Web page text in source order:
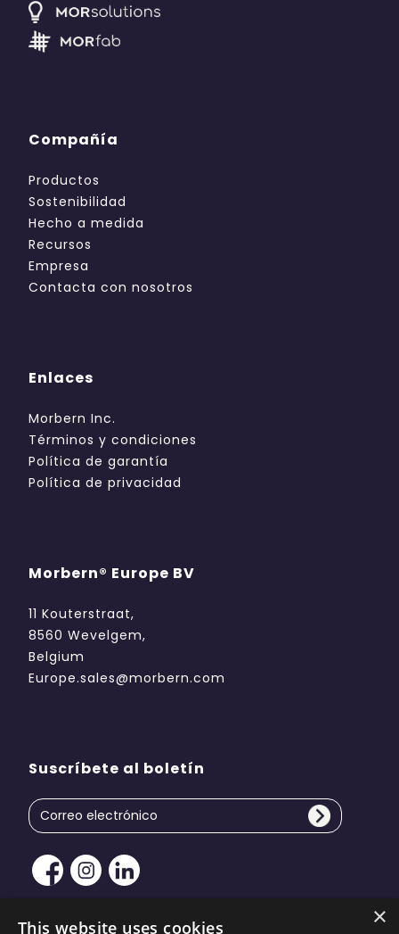
Compañía
Productos
Sostenibilidad
Hecho a medida
Recursos
Empresa
Contacta con nosotros
Enlaces
Morbern Inc.
Términos y condiciones
Política de garantía
Política de privacidad
Morbern® Europe BV
11 Kouterstraat,
8560 Wevelgem,
Belgium
Europe.sales@morbern.com
Suscríbete al boletín
×
This website uses cookies